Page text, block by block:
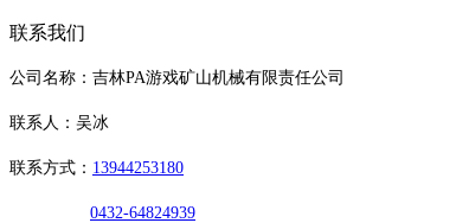
联系我们
公司名称：吉林PA游戏矿山机械有限责任公司
联系人：吴冰
联系方式： 13944253180
0432-64824939